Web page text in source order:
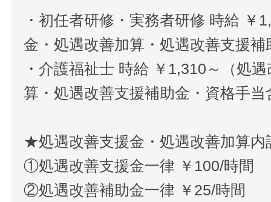
・初任者研修・実務者研修 時給 ￥
金・処遇改善加算・処遇改善支援補
・介護福祉士 時給 ￥1,310～（処
算・処遇改善支援補助金・資格手当
★処遇改善支援金・処遇改善加算内
①処遇改善支援金一律 ￥100/時間
②処遇改善補助金一律 ￥25/時間